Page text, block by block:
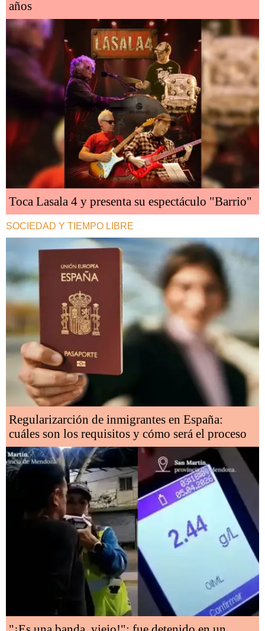
años
Toca Lasala 4 y presenta su espectáculo "Barrio"
SOCIEDAD Y TIEMPO LIBRE
Regularizarción de inmigrantes en España:
cuáles son los requisitos y cómo será el proceso